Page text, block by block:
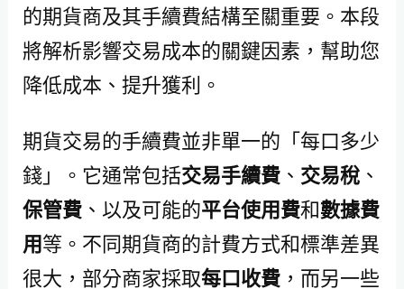
的期貨商及其手續費結構至關重要。本段
將解析影響交易成本的關鍵因素，幫助您
降低成本、提升獲利。
期貨交易的手續費並非單一的「每口多少
錢」。它通常包括交易手續費、 交易稅、
保管費、以及可能的平台使用費和數據費
用等。不同期貨商的計費方式和標準差異
很大，部分商家採取每口收費，而另一些